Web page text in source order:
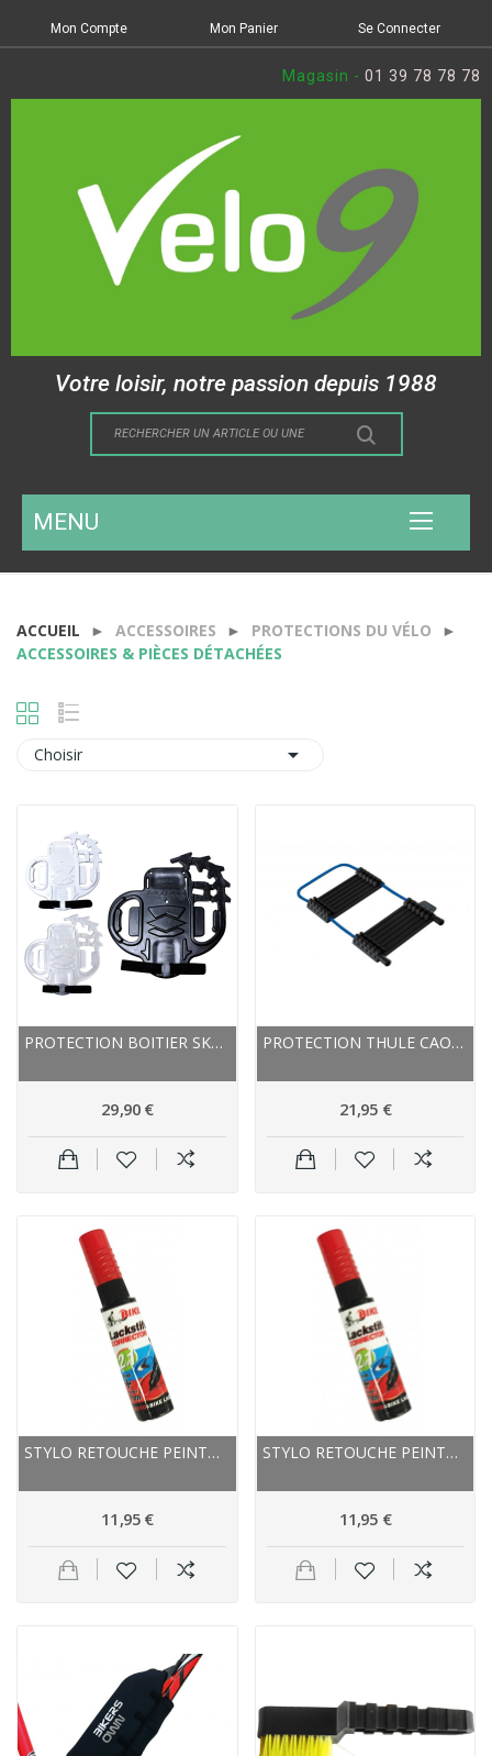
Mon Compte Mon Panier Se Connecter
Magasin - 01 39 78 78 78
Votre loisir, notre passion depuis 1988
MENU
ACCUEIL ACCESSOIRES
PROTECTIONS DU VÉLO
ACCESSOIRES & PIÈCES DÉTACHÉES
Choisir 
PROTECTION BOITIER SKEAN CAOUTCHOUC MORPHO NOIR
29,90 €
PROTECTION THULE CAOUTCHOUC 984 NOIR
21,95 €
STYLO RETOUCHE PEINTURE BIKEFIT 2 EN 1 NOIR...
11,95 €
STYLO RETOUCHE PEINTURE BIKEFIT 2 EN 1 NOIR MAT
11,95 €